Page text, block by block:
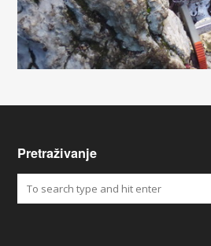
Pretraživanje